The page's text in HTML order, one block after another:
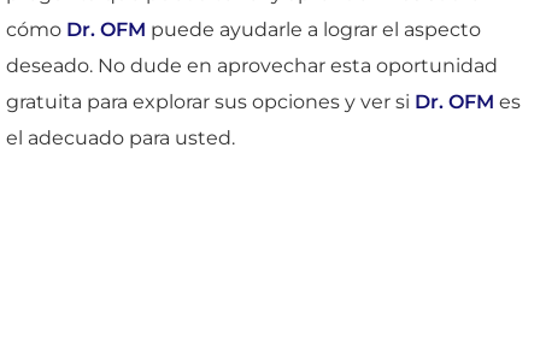
cómo Dr. OFM puede ayudarle a lograr el aspecto
deseado. No dude en aprovechar esta oportunidad
gratuita para explorar sus opciones y ver si Dr. OFM es
el adecuado para usted.